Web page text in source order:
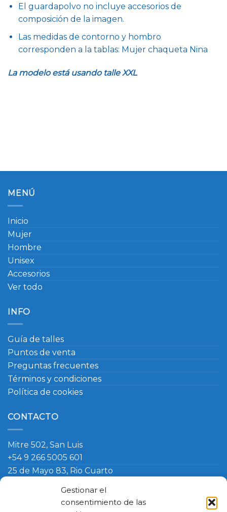
Gestionar el
consentimiento de las
El guardapolvo no incluye accesorios de
composición de la imagen.
Las medidas de contorno y hombro
corresponden a la tablas: Mujer chaqueta Nina
La modelo está usando talle XXL
MENÚ
Inicio
Mujer
Hombre
Unisex
Accesorios
Ver todo
INFO
Guía de talles
Puntos de venta
Preguntas frecuentes
Términos y condiciones
Política de cookies
CONTACTO
Mitre 502, San Luis
+54 9 266 5005 601
25 de Mayo 83, Rio Cuarto